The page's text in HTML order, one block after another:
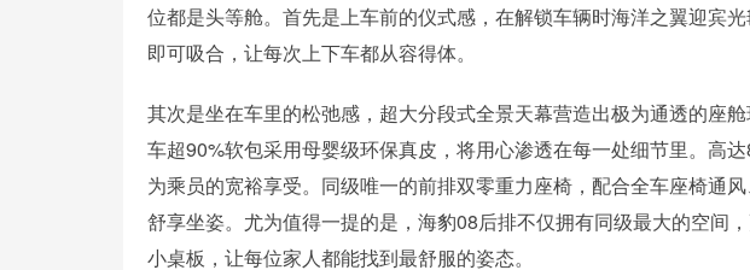
位都是头等舱。首先是上车前的仪式感，在解锁车辆时海洋之翼迎宾
即可吸合，让每次上下车都从容得体。
其次是坐在车里的松弛感，超大分段式全景天幕营造出极为通透的座
车超90%软包采用母婴级环保真皮，将用心渗透在每一处细节里。高
为乘员的宽裕享受。同级唯一的前排双零重力座椅，配合全车座椅通
舒享坐姿。尤为值得一提的是，海豹08后排不仅拥有同级最大的空间
小桌板，让每位家人都能找到最舒服的姿态。